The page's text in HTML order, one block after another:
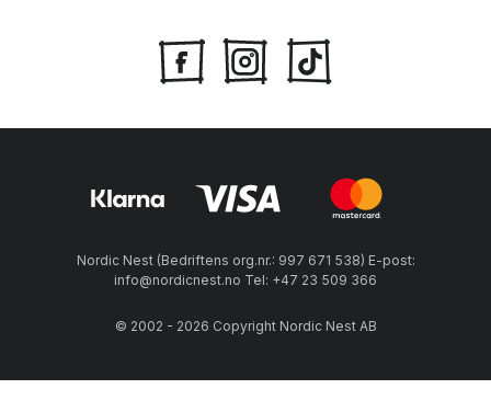
Nordic Nest (Bedriftens org.nr.: 997 671 538) E-post:
info@nordicnest.no Tel: +47 23 509 366
© 2002 - 2026 Copyright Nordic Nest AB